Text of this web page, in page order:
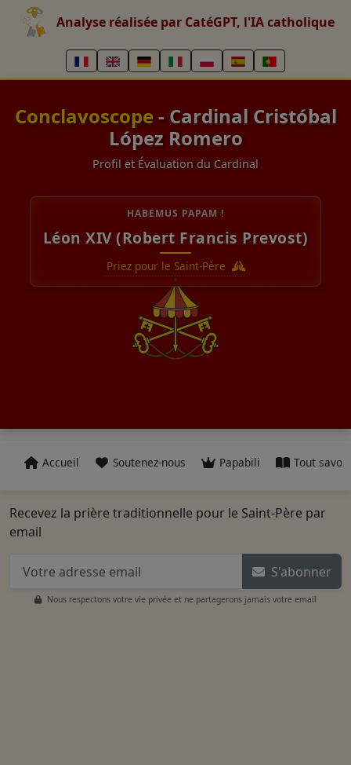
Analyse réalisée par CatéGPT, l'IA catholique
Conclavoscope - Cardinal Cristóbal
López Romero
Profil et Évaluation du Cardinal
HABEMUS PAPAM !
Léon XIV (Robert Francis Prevost)
Priez pour le Saint-Père
Accueil Soutenez-nous Papabili Tout savoir
Recevez la prière traditionnelle pour le Saint-Père par
email
S'abonner
Nous respectons votre vie privée et ne partagerons jamais votre email